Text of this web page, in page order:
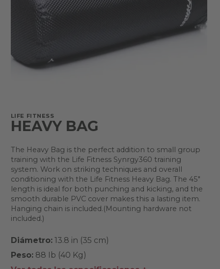
LIFE FITNESS
HEAVY BAG
The Heavy Bag is the perfect addition to small group
training with the Life Fitness Synrgy360 training
system. Work on striking techniques and overall
conditioning with the Life Fitness Heavy Bag. The 45"
length is ideal for both punching and kicking, and the
smooth durable PVC cover makes this a lasting item.
Hanging chain is included.(Mounting hardware not
included.)
Diámetro:13.8 in (35 cm)
Peso:88 Ib (40 Kg)